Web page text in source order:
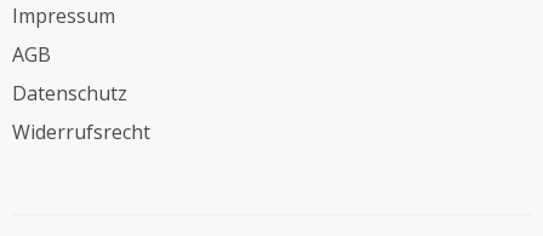
Impressum
AGB
Datenschutz
Widerrufsrecht